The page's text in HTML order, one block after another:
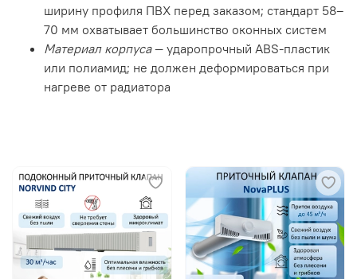
ширину профиля ПВХ перед заказом; стандарт 58–
70 мм охватывает большинство оконных систем
Материал корпуса— ударопрочный ABS-пластик
или полиамид; не должен деформироваться при
нагреве от радиатора